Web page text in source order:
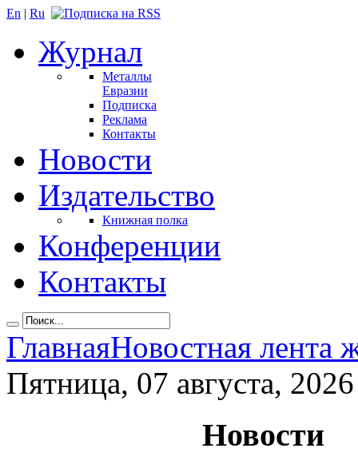
En | Ru
Журнал
Металлы
Евразии
Подписка
Реклама
Контакты
Новости
Издательство
Книжная полка
Конференции
Контакты
ГлавнаяНовостная лента
Пятница, 07 августа, 2026
Новости